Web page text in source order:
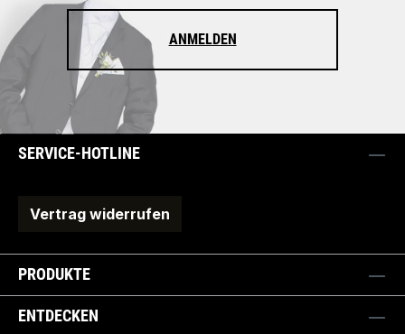
ANMELDEN
SERVICE-HOTLINE
Vertrag widerrufen
PRODUKTE
ENTDECKEN